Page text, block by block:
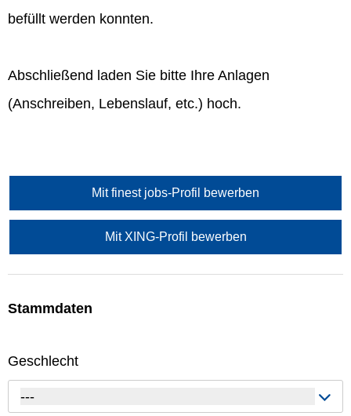
befüllt werden konnten.
Abschließend laden Sie bitte Ihre Anlagen
(Anschreiben, Lebenslauf, etc.) hoch.
Mit finest jobs-Profil bewerben
Mit XING-Profil bewerben
Stammdaten
Geschlecht
---